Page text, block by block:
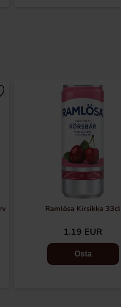
Ramlösa Kirsikka 33cl
1.19 EUR
Osta